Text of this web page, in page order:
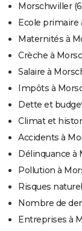
Morschwiller
Ecole primaire
Maternités à
Crèche à
Salaire à
Impôts à
Dette et
Climat et
Accidents à
Délinquance à
Pollution à
Risques
Nombre de
Entreprises à